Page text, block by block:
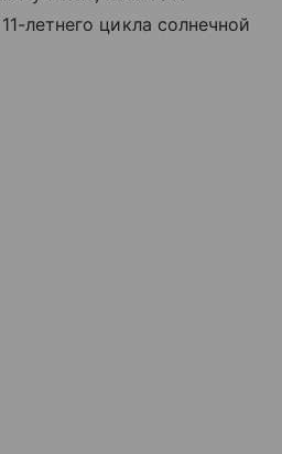
летнего цикла солнечной